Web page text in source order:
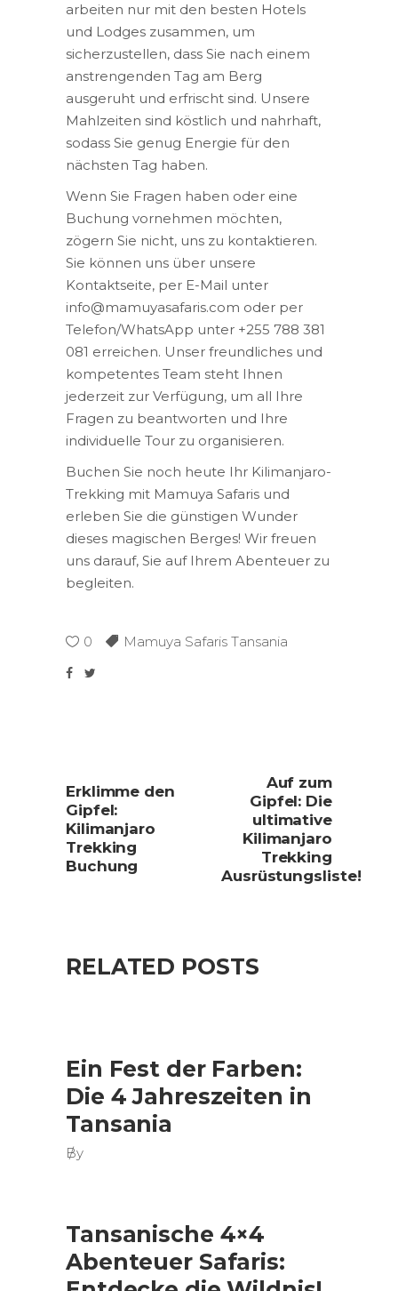
arbeiten nur mit den besten Hotels
und Lodges zusammen, um
sicherzustellen, dass Sie nach einem
anstrengenden Tag am Berg
ausgeruht und erfrischt sind. Unsere
Mahlzeiten sind köstlich und nahrhaft,
sodass Sie genug Energie für den
nächsten Tag haben.
Wenn Sie Fragen haben oder eine
Buchung vornehmen möchten,
zögern Sie nicht, uns zu kontaktieren.
Sie können uns über unsere
Kontaktseite, per E-Mail unter
info@mamuyasafaris.com oder per
Telefon/WhatsApp unter +255 788 381
081 erreichen. Unser freundliches und
kompetentes Team steht Ihnen
jederzeit zur Verfügung, um all Ihre
Fragen zu beantworten und Ihre
individuelle Tour zu organisieren.
Buchen Sie noch heute Ihr Kilimanjaro-
Trekking mit Mamuya Safaris und
erleben Sie die günstigen Wunder
dieses magischen Berges! Wir freuen
uns darauf, Sie auf Ihrem Abenteuer zu
begleiten.
0 Mamuya Safaris Tansania
Erklimme den
Gipfel:
Kilimanjaro
Trekking
Buchung
Auf zum
Gipfel: Die
ultimative
Kilimanjaro
Trekking
Ausrüstungsliste!
RELATED POSTS
Ein Fest der Farben:
Die 4 Jahreszeiten in
Tansania
By
Tansanische 4×4
Abenteuer Safaris: